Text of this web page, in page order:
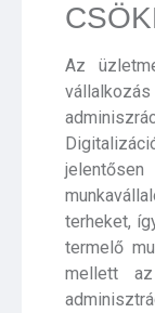
Az
terheket,
termelő
mellett az